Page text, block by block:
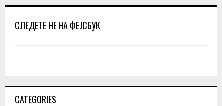
СЛЕДЕТЕ НЕ НА ФЕЈСБУК
CATEGORIES